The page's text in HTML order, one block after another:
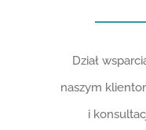
Dział
naszym
i